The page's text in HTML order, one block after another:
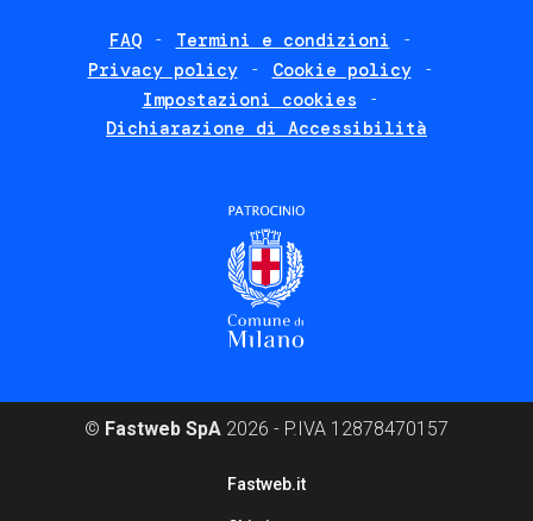
FAQ
Termini e condizioni
Privacy policy
Cookie policy
Impostazioni cookies
Dichiarazione di Accessibilità
© Fastweb SpA 2026 - P.IVA 12878470157
Fastweb.it